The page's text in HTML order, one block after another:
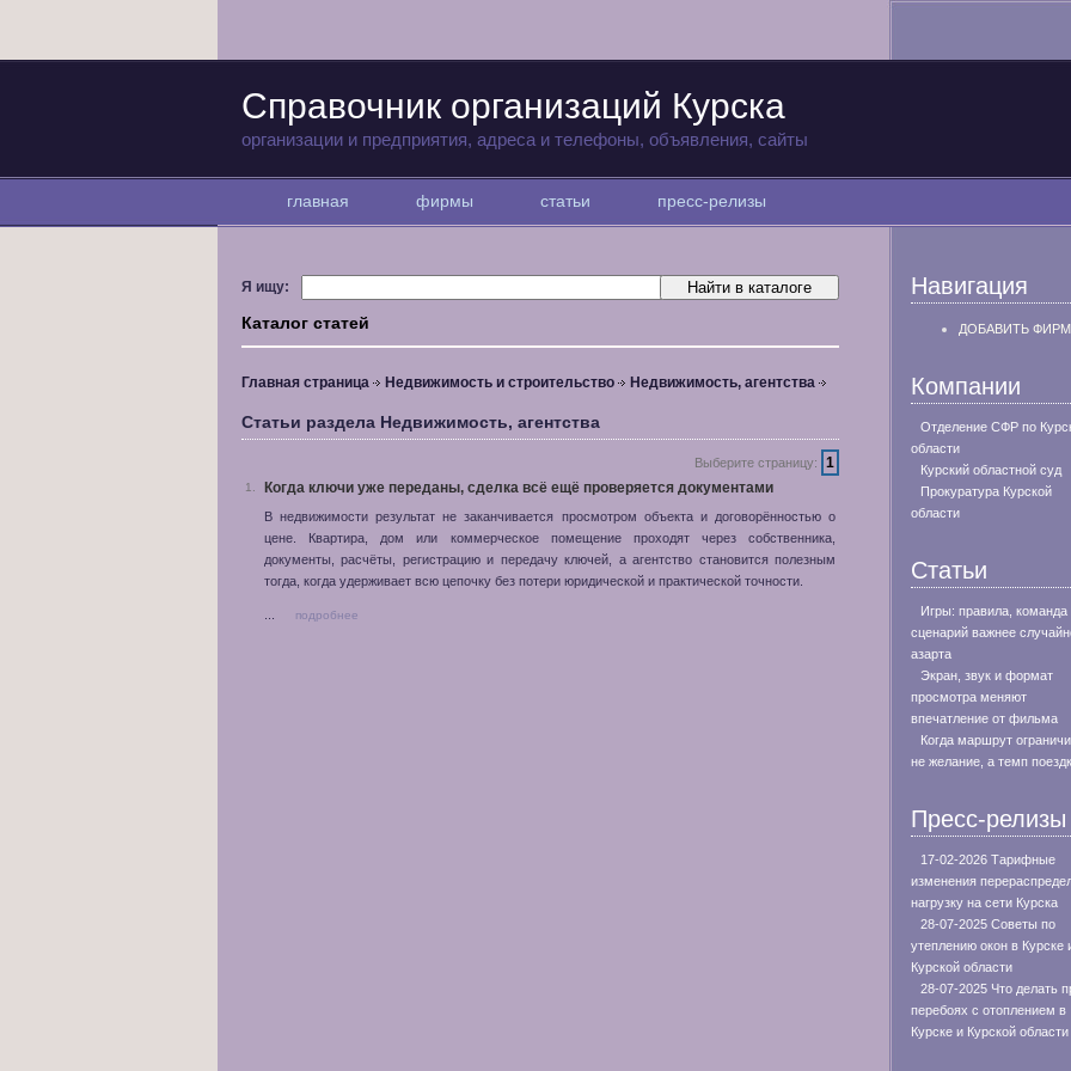
Справочник организаций Курска
организации и предприятия, адреса и телефоны, объявления, сайты
главная фирмы статьи пресс-релизы
Я ищу:
Каталог статей
Главная страница Недвижимость и строительство Недвижимость, агентства
Статьи раздела Недвижимость, агентства
Выберите страницу: 1
1. Когда ключи уже переданы, сделка всё ещё проверяется документами
В недвижимости результат не заканчивается просмотром объекта и договорённостью о
цене. Квартира, дом или коммерческое помещение проходят через собственника,
документы, расчёты, регистрацию и передачу ключей, а агентство становится полезным
тогда, когда удерживает всю цепочку без потери юридической и практической точности.
подробнее
Навигация
ДОБАВИТЬ
Компании
Отделение СФР по
области
Курский областной суд
Прокуратура Курской
области
Статьи
Игры: правила, команда
сценарий важнее
азарта
Экран, звук и формат
просмотра меняют
впечатление от фильма
Когда маршрут
не желание, а темп
Пресс-релизы
17-02-2026 Тарифные
изменения
нагрузку на сети Курска
28-07-2025 Советы по
утеплению окон в Курске
Курской области
28-07-2025 Что делать
перебоях с отоплением в
Курске и Курской области